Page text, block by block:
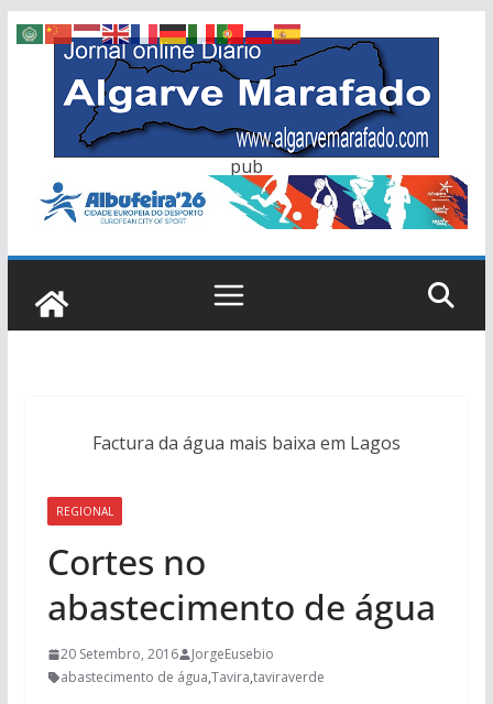
Skip
content
pub
Factura da água mais baixa em Lagos
REGIONAL
Cortes no
abastecimento de água
20 Setembro, 2016
JorgeEusebio
abastecimento de água,Tavira,taviraverde